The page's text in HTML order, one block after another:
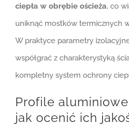
ciepła w obrębie ościeża, co
uniknąć mostków termicznych
W praktyce parametry
współgrać z charakterystyką
kompletny system ochrony
Profile
jak ocenić ich